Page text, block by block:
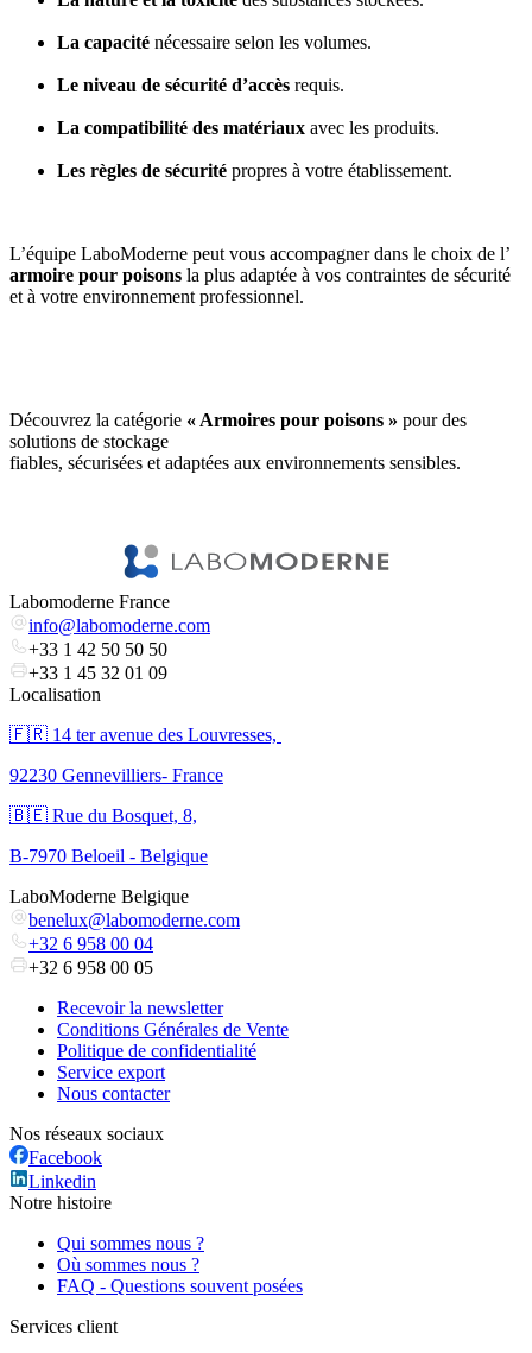
La capacité nécessaire selon les volumes.
Le niveau de sécurité d’accès requis.
La compatibilité des matériaux avec les produits.
Les règles de sécurité propres à votre établissement.
L’équipe LaboModerne peut vous accompagner dans le choix de l’
armoire pour poisons la plus adaptée à vos contraintes de sécurité
et à votre environnement professionnel.
Découvrez la catégorie « Armoires pour poisons » pour des
solutions de stockage
fiables, sécurisées et adaptées aux environnements sensibles.
Labomoderne France
info@labomoderne.com
+33 1 42 50 50 50
+33 1 45 32 01 09
Localisation
🇫🇷 ​14 ter avenue des Louvresses,
92230 Gennevilliers- France
🇧🇪 Rue du Bosquet, 8,
B-7970 Beloeil - Belgique
LaboModerne Belgique
benelux@labomoderne.com
+32 6 958 00 04
+32 6 958 00 05
Recevoir la newsletter
Conditions Générales de Vente
Politique de confidentialité
Service export
Nous contacter
Nos réseaux sociaux
Facebook
Linkedin
Notre histoire
Qui sommes nous ?
Où sommes nous ?
FAQ - Questions souvent posées
Services client